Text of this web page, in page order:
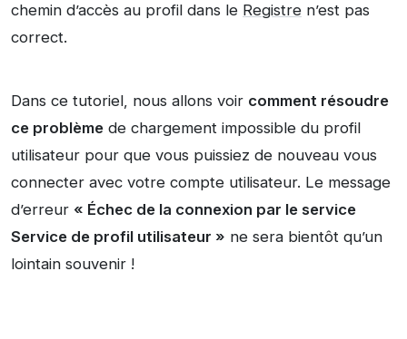
chemin d’accès au profil dans le Registre n’est pas
correct.
Dans ce tutoriel, nous allons voir comment résoudre
ce problème de chargement impossible du profil
utilisateur pour que vous puissiez de nouveau vous
connecter avec votre compte utilisateur. Le message
d’erreur « Échec de la connexion par le service
Service de profil utilisateur » ne sera bientôt qu’un
lointain souvenir !